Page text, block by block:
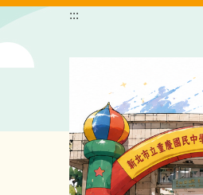
主
:::